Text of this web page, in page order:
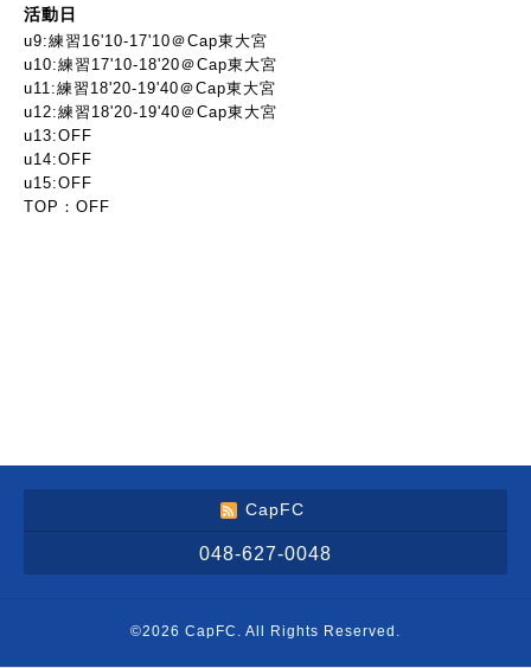
活動日
u9:練習16'10-17'10＠Cap東大宮
u10:練習17'10-18'20＠Cap東大宮
u11:練習18'20-19'40＠Cap東大宮
u12:練習18'20-19'40＠Cap東大宮
u13:OFF
u14:OFF
u15:OFF
TOP：OFF
CapFC
048-627-0048
©2026 CapFC . All Rights Reserved.